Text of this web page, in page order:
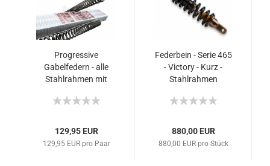
Progressive
Gabelfedern - alle
Stahlrahmen mit
Federbeinen
129,95 EUR
129,95 EUR pro Paar
Federbein - Serie 465
- Victory - Kurz -
Stahlrahmen
880,00 EUR
880,00 EUR pro Stück